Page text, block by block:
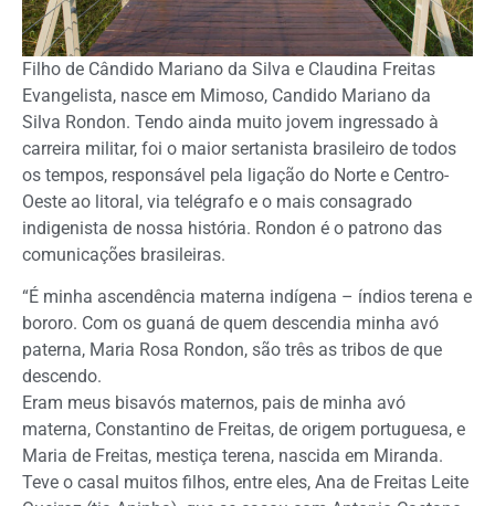
Filho de Cândido Mariano da Silva e Claudina Freitas
Evangelista, nasce em Mimoso, Candido Mariano da
Silva Rondon. Tendo ainda muito jovem ingressado à
carreira militar, foi o maior sertanista brasileiro de todos
os tempos, responsável pela ligação do Norte e Centro-
Oeste ao litoral, via telégrafo e o mais consagrado
indigenista de nossa história. Rondon é o patrono das
comunicações brasileiras.
“É minha ascendência materna indígena – índios terena e
bororo. Com os guaná de quem descendia minha avó
paterna, Maria Rosa Rondon, são três as tribos de que
descendo.
Eram meus bisavós maternos, pais de minha avó
materna, Constantino de Freitas, de origem portuguesa, e
Maria de Freitas, mestiça terena, nascida em Miranda.
Teve o casal muitos filhos, entre eles, Ana de Freitas Leite